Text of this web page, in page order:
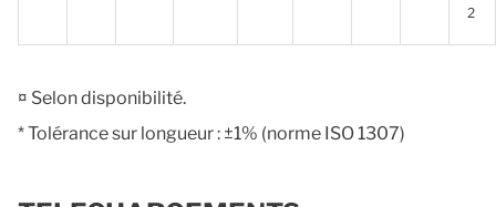
2
¤ Selon disponibilité.
* Tolérance sur longueur : ±1% (norme ISO 1307)